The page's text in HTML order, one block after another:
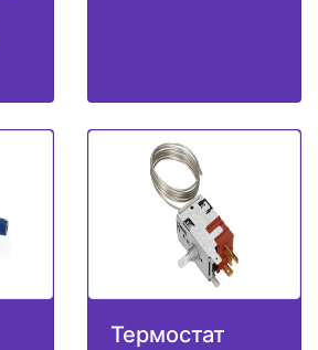
Термостат